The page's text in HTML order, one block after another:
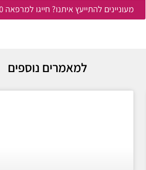
מעוניינים להתייעץ איתנו? חייגו למרפאה 03-6358850
למאמרים נוספים